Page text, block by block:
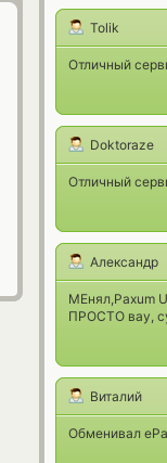
Tolik
Отличный
Doktoraze
Отличный
Александр
МЕнял,Paxum
ПРОСТО вау,
Виталий
Обменивал